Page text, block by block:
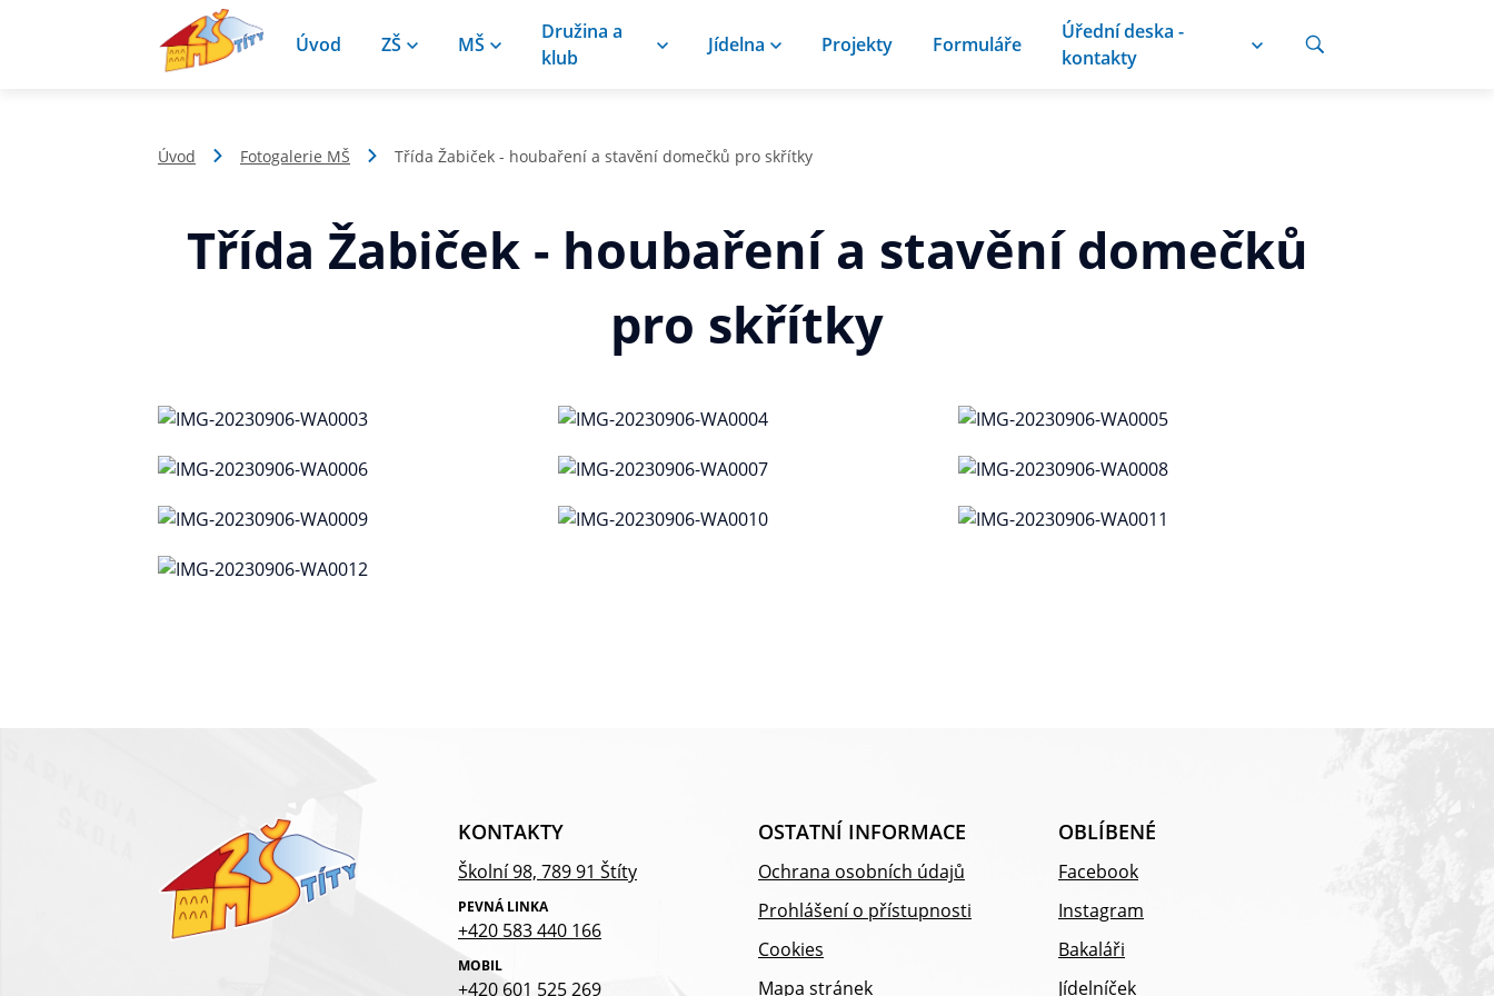
Úvod ZŠ MŠ
Družina a
klub
Jídelna Projekty Formuláře
Úřední deska -
kontakty
Úvod Fotogalerie MŠ Třída Žabiček - houbaření a stavění domečků pro skřítky
Třída Žabiček - houbaření a stavění domečků
pro skřítky
KONTAKTY
Školní 98, 789 91 Štíty
PEVNÁ LINKA
+420 583 440 166
MOBIL
+420 601 525 269
OSTATNÍ INFORMACE
Ochrana osobních údajů
Prohlášení o přístupnosti
Cookies
Mapa stránek
OBLÍBENÉ
Facebook
Instagram
Bakaláři
Jídelníček